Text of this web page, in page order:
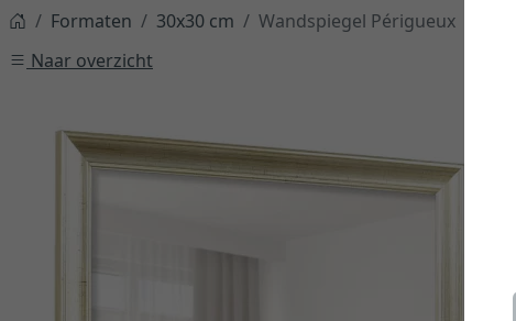
Formaten 30x30 cm
Wandspiegel Périgueux
Naar overzicht